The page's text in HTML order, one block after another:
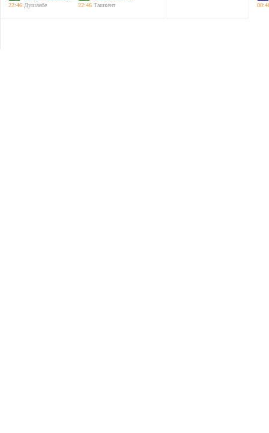
22:46 Душанбе
22:46 Ташкент